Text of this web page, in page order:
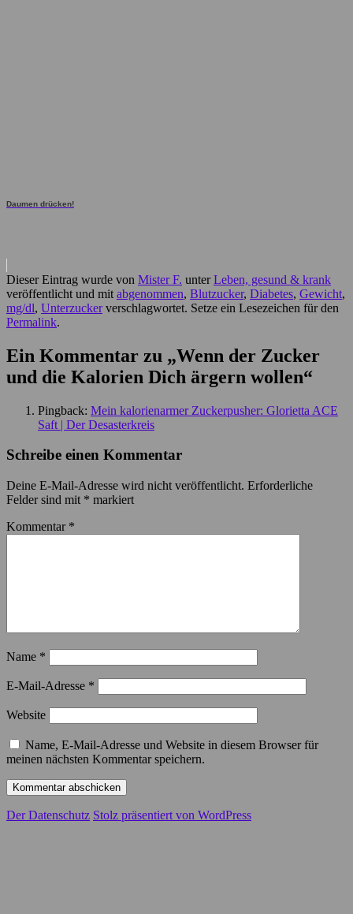
Daumen drücken!
Dieser Eintrag wurde von Mister F. unterLeben, gesund & krank
veröffentlicht und mit abgenommen, Blutzucker, Diabetes, Gewicht,
mg/dl, Unterzuckerverschlagwortet. Setze ein Lesezeichen für den
Permalink.
Ein Kommentar zu „Wenn der Zucker
und die Kalorien Dich ärgern wollen“
Pingback: Mein kalorienarmer Zuckerpusher: Glorietta ACE
Saft | Der Desasterkreis
Schreibe einen Kommentar
Deine E-Mail-Adresse wird nicht veröffentlicht. Erforderliche
Felder sind mit * markiert
Kommentar *
Name *
E-Mail-Adresse *
Website
Name, E-Mail-Adresse und Website in diesem Browser für
meinen nächsten Kommentar speichern.
Der Datenschutz Stolz präsentiert von WordPress